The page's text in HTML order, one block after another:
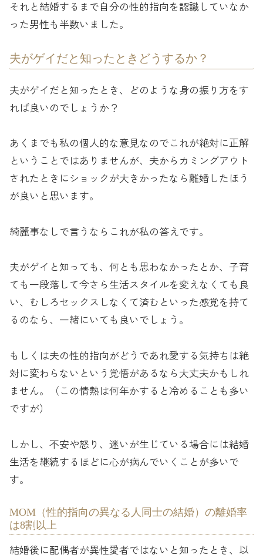
それと結婚するまで自分の性的指向を認識していなか
った男性も半数いました。
夫がゲイだと知ったときどうするか？
夫がゲイだと知ったとき、どのような身の振り方をす
れば良いのでしょうか？
あくまでも私の個人的な意見なのでこれが絶対に正解
ということではありませんが、夫からカミングアウト
されたときにショックが大きかったなら離婚したほう
が良いと思います。
綺麗事なしで言うならこれが私の答えです。
夫がゲイと知っても、何とも思わなかったとか、子育
ても一段落して今さら生活スタイルを変えなくても良
い、むしろセックスしなくて済むといった感覚を持て
るのなら、一緒にいても良いでしょう。
もしくは夫の性的指向がどうであれ愛する気持ちは絶
対に変わらないという覚悟があるなら大丈夫かもしれ
ません。（この情熱は何年かすると冷めることも多い
ですが）
しかし、不安や怒り、迷いが生じている場合には結婚
生活を継続するほどに心が病んでいくことが多いで
す。
MOM（性的指向の異なる人同士の結婚）の離婚率
は8割以上
結婚後に配偶者が異性愛者ではないと知ったとき、以